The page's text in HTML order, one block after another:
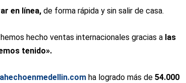
en línea, de forma rápida y sin salir de casa.
hecho ventas internacionales gracias a las
tenido».
ha logrado más de 54.000